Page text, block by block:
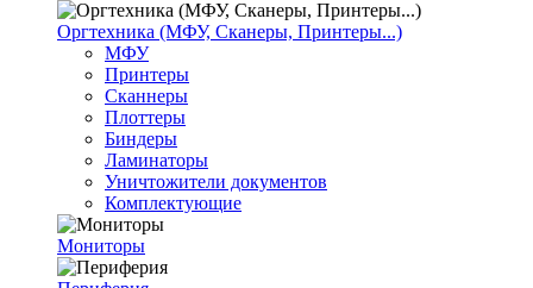
Оргтехника (МФУ, Сканеры, Принтеры...)
МФУ
Принтеры
Сканнеры
Плоттеры
Биндеры
Ламинаторы
Уничтожители документов
Комплектующие
Мониторы